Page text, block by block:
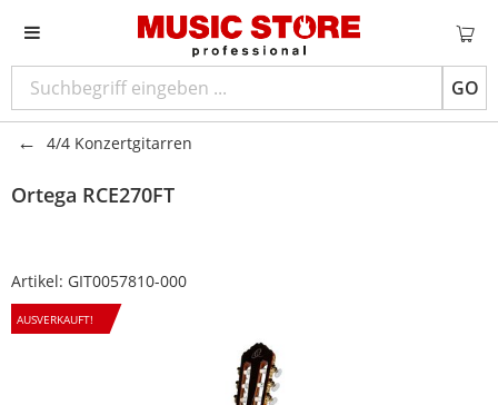
GO
4/4 Konzertgitarren
Ortega RCE270FT
Artikel: GIT0057810-000
AUSVERKAUFT!